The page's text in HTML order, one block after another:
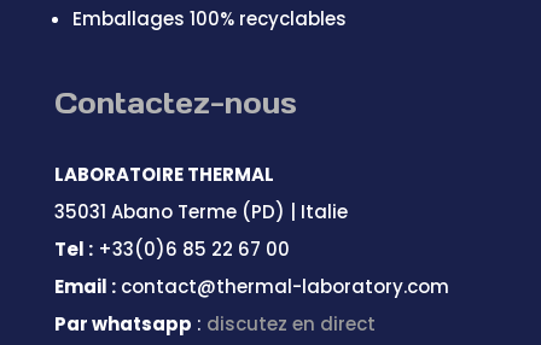
Emballages 100% recyclables
Contactez-nous
LABORATOIRE THERMAL
35031 Abano Terme (PD) | Italie
Tel :+33(0)6 85 22 67 00
Email : contact@thermal-laboratory.com
Par whatsapp : discutez en direct